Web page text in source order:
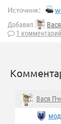
Источник:
Добавил
1 комментарий
Вася